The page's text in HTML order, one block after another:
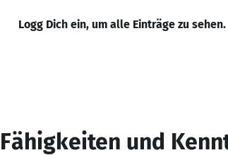
Logg Dich ein, um alle Einträge zu sehen.
Fähigkeiten und